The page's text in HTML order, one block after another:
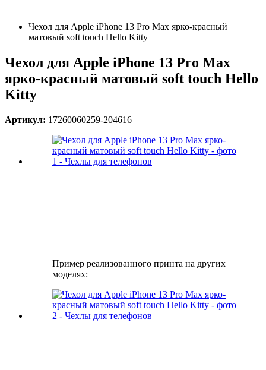
Чехол для Apple iPhone 13 Pro Max ярко-красный
матовый soft touch Hello Kitty
Чехол для Apple iPhone 13 Pro Max
ярко-красный матовый soft touch Hello
Kitty
Артикул: 17260060259-204616
Пример реализованного принта на других
моделях: